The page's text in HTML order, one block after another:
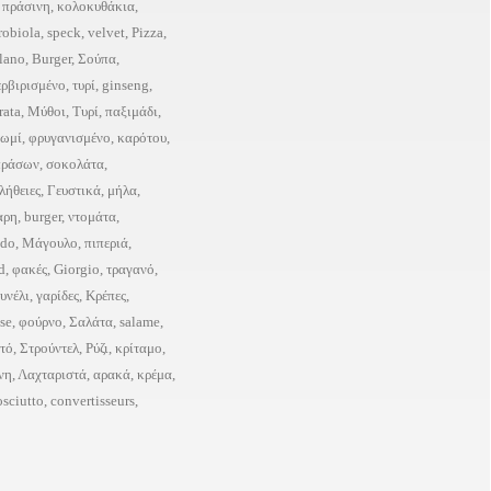
πράσινη, κολοκυθάκια,
, speck, velvet, Pizza,
, Burger, Σούπα,
, τυρί, ginseng,
, Μύθοι, Τυρί, παξιμάδι,
, φρυγανισμένο, καρότου,
, σοκολάτα,
, Γευστικά, μήλα,
, burger, ντομάτα,
, Μάγουλο, πιπεριά,
, φακές, Giorgio, τραγανό,
, γαρίδες, Κρέπες,
, φούρνο, Σαλάτα, salame,
, Στρούντελ, Ρύζι, κρίταμο,
,Λαχταριστά, αρακά, κρέμα,
, convertisseurs,